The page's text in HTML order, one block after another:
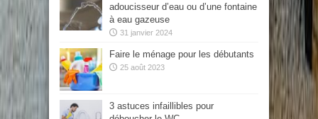
adoucisseur d’eau ou d’une fontaine
à eau gazeuse
31 janvier 2024
Faire le ménage pour les débutants
25 août 2023
3 astuces infaillibles pour